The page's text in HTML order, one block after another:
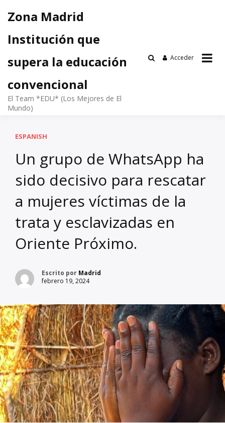
contenido
Zona Madrid
Institución que
supera la educación
convencional
El Team *EDU* (Los Mejores de El
Mundo)
Acceder
ESPANISH
Un grupo de WhatsApp ha
sido decisivo para rescatar
a mujeres víctimas de la
trata y esclavizadas en
Oriente Próximo.
Escrito por Madrid
febrero 19, 2024